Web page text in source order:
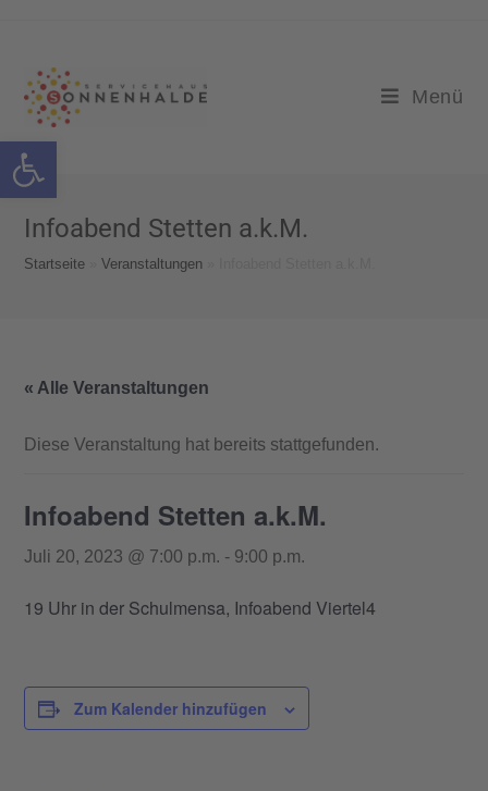
Werkzeugleiste öffnen
Menü
Infoabend Stetten a.k.M.
Startseite »Veranstaltungen
« Alle Veranstaltungen
Diese Veranstaltung hat bereits stattgefunden.
Infoabend Stetten a.k.M.
Juli 20, 2023 @ 7:00 p.m. - 9:00 p.m.
19 Uhr in der Schulmensa, Infoabend Viertel4
Zum Kalender hinzufügen